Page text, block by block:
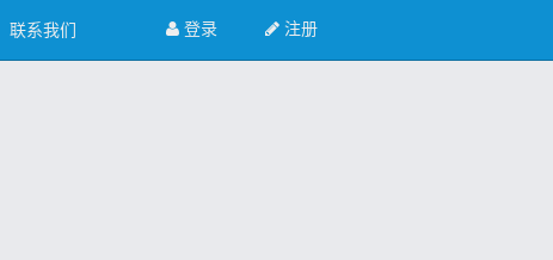
注册
登录
联系我们